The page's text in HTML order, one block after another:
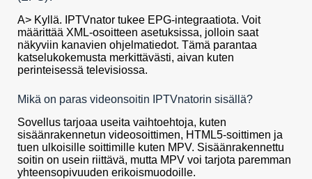
A> Kyllä. IPTVnator tukee EPG-integraatiota. Voit
määrittää XML-osoitteen asetuksissa, jolloin saat
näkyviin kanavien ohjelmatiedot. Tämä parantaa
katselukokemusta merkittävästi, aivan kuten
perinteisessä televisiossa.
Mikä on paras videonsoitin IPTVnatorin sisällä?
Sovellus tarjoaa useita vaihtoehtoja, kuten
sisäänrakennetun videosoittimen, HTML5-soittimen ja
tuen ulkoisille soittimille kuten MPV. Sisäänrakennettu
soitin on usein riittävä, mutta MPV voi tarjota paremman
yhteensopivuuden erikoismuodoille.